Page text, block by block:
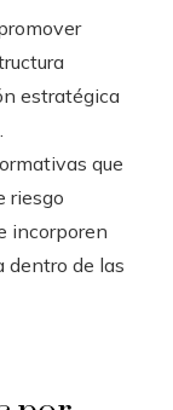
estratégica
que
riesgo
incorporen
dentro de las